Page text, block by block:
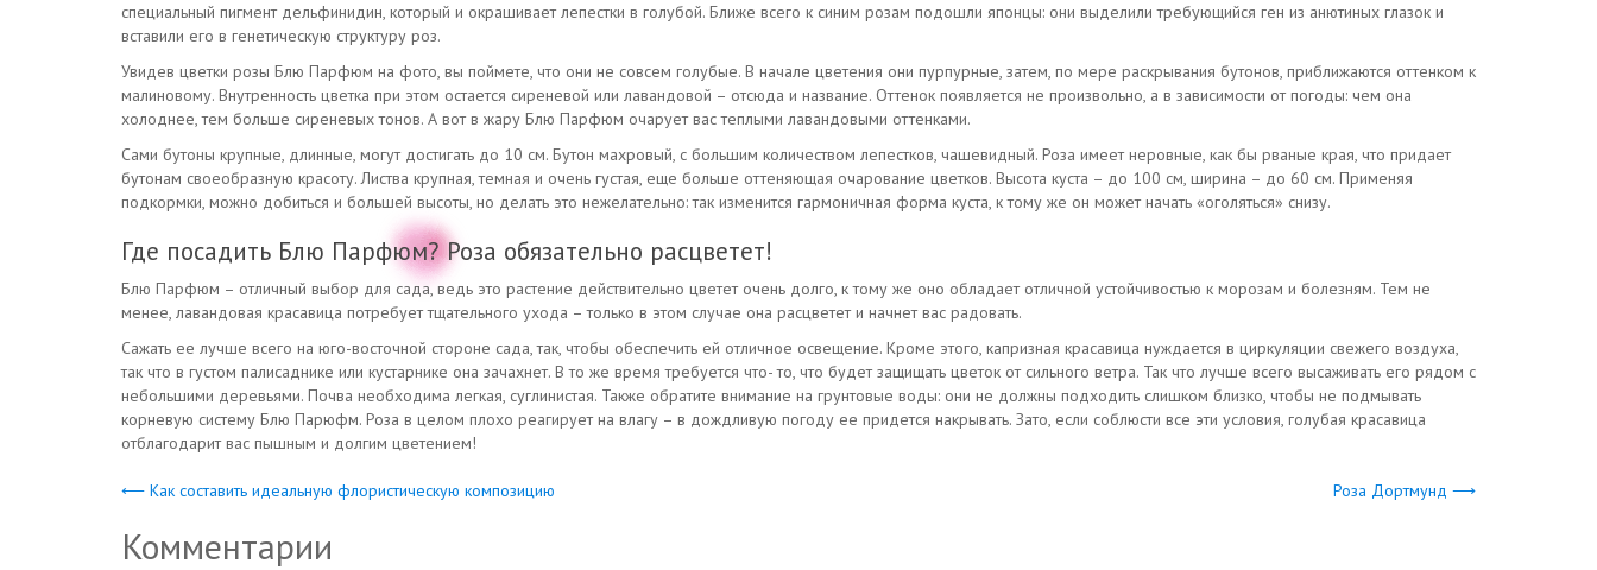
специальный пигмент дельфинидин, который и окрашивает лепестки в голубой. Ближе всего к синим розам подошли японцы: они выделили требующийся ген из анютиных глазок и
вставили его в генетическую структуру роз.
Увидев цветки розы Блю Парфюм на фото, вы поймете, что они не совсем голубые. В начале цветения они пурпурные, затем, по мере раскрывания бутонов, приближаются оттенком к
малиновому. Внутренность цветка при этом остается сиреневой или лавандовой – отсюда и название. Оттенок появляется не произвольно, а в зависимости от погоды: чем она
холоднее, тем больше сиреневых тонов. А вот в жару Блю Парфюм очарует вас теплыми лавандовыми оттенками.
Сами бутоны крупные, длинные, могут достигать до 10 см. Бутон махровый, с большим количеством лепестков, чашевидный. Роза имеет неровные, как бы рваные края, что придает
бутонам своеобразную красоту. Листва крупная, темная и очень густая, еще больше оттеняющая очарование цветков. Высота куста – до 100 см, ширина – до 60 см. Применяя
подкормки, можно добиться и большей высоты, но делать это нежелательно: так изменится гармоничная форма куста, к тому же он может начать «оголяться» снизу.
Где посадить Блю Парфюм? Роза обязательно расцветет!
Блю Парфюм – отличный выбор для сада, ведь это растение действительно цветет очень долго, к тому же оно обладает отличной устойчивостью к морозам и болезням. Тем не
менее, лавандовая красавица потребует тщательного ухода – только в этом случае она расцветет и начнет вас радовать.
Сажать ее лучше всего на юго-восточной стороне сада, так, чтобы обеспечить ей отличное освещение. Кроме этого, капризная красавица нуждается в циркуляции свежего воздуха,
так что в густом палисаднике или кустарнике она зачахнет. В то же время требуется что- то, что будет защищать цветок от сильного ветра. Так что лучше всего высаживать его рядом с
небольшими деревьями. Почва необходима легкая, суглинистая. Также обратите внимание на грунтовые воды: они не должны подходить слишком близко, чтобы не подмывать
корневую систему Блю Парюфм. Роза в целом плохо реагирует на влагу – в дождливую погоду ее придется накрывать. Зато, если соблюсти все эти условия, голубая красавица
отблагодарит вас пышным и долгим цветением!
⟵ Как составить идеальную флористическую композицию Роза Дортмунд ⟶
Комментарии